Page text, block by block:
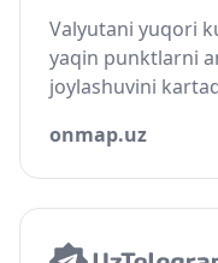
Valyutani yuqori
yaqin punktlarni
joylashuvini
onmap.uz